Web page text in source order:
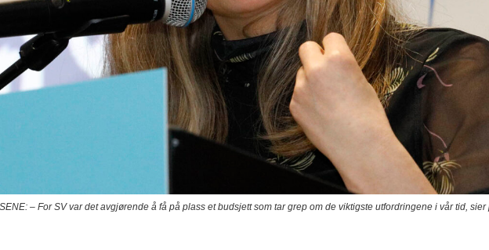
– For SV var det avgjørende å få på plass et budsjett som tar grep om de viktigste utfordringene i vår tid,